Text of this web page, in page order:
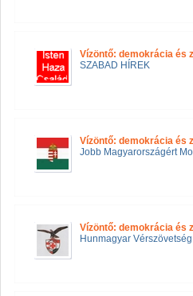
Vízöntő: demokrácia és
SZABAD HÍREK
Vízöntő: demokrácia és
Jobb Magyarországért
Vízöntő: demokrácia és
Hunmagyar